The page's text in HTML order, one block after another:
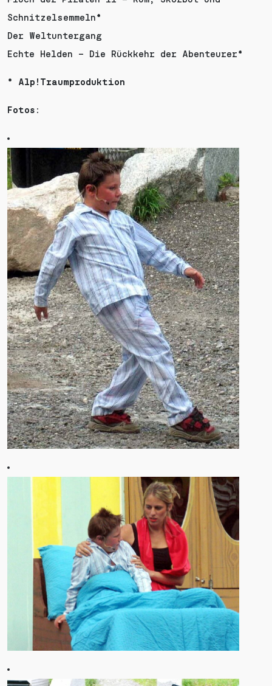
Schnitzelsemmeln*
Der Weltuntergang
Echte Helden – Die Rückkehr der Abenteurer*
* Alp!Traumproduktion
Fotos: